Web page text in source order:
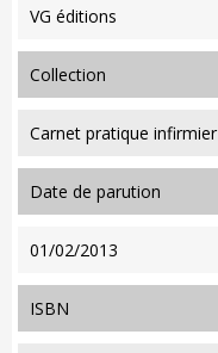
VG éditions
collection
Carnet pratique infirmier
date de parution
01/02/2013
ISBN